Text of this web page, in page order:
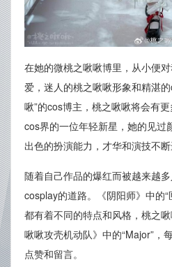
在她的微桃之啾啾博里，从小便
爱，迷人的桃之啾啾形象和精湛
啾”的cos博主，桃之啾啾将会有
cos界的一位年轻新星，她的见过
出色的扮演能力，才华和演技不断
随着自己作品的爆红而被越来越
cosplay的道路。《阴阳师》中的
都有着不同的特点和风格，桃之
啾啾攻壳机动队》中的“Major”，
点赞和留言。